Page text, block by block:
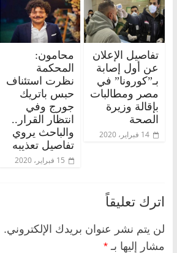
تفاصيل الإعلان
عن أول إصابة
بـ”كورونا” في
مصر ومطالبات
بإقالة وزيرة
الصحة
14 فبراير، 2020
محامون:
المحكمة
نظرت استئناف
حبس باتريك
جورج وفي
انتظار القرار..
والباحث يروي
تفاصيل تعذيبه
15 فبراير، 2020
اترك تعليقاً
لن يتم نشر عنوان بريدك الإلكتروني.
مشار إليها بـ *